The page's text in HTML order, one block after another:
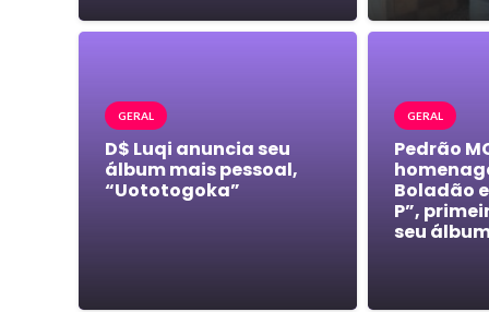
GERAL
D$ Luqi anuncia seu
álbum mais pessoal,
“Uototogoka”
GERAL
Pedrão
Boladão
P”,
seu